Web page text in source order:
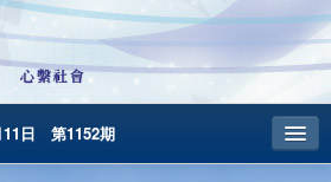
11日 第1152期